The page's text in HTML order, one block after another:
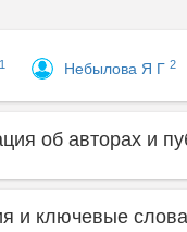
1 Небылова Я Г 2
об авторах и
и ключевые слова